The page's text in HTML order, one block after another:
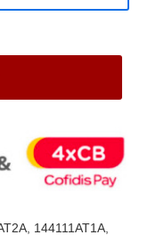
, 144111AT1A,